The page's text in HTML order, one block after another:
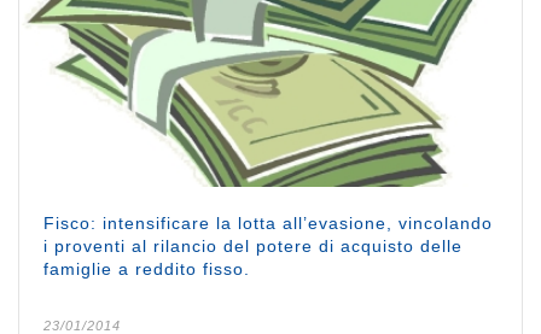
Fisco: intensificare la lotta all’evasione, vincolando
i proventi al rilancio del potere di acquisto delle
famiglie a reddito fisso.
23/01/2014